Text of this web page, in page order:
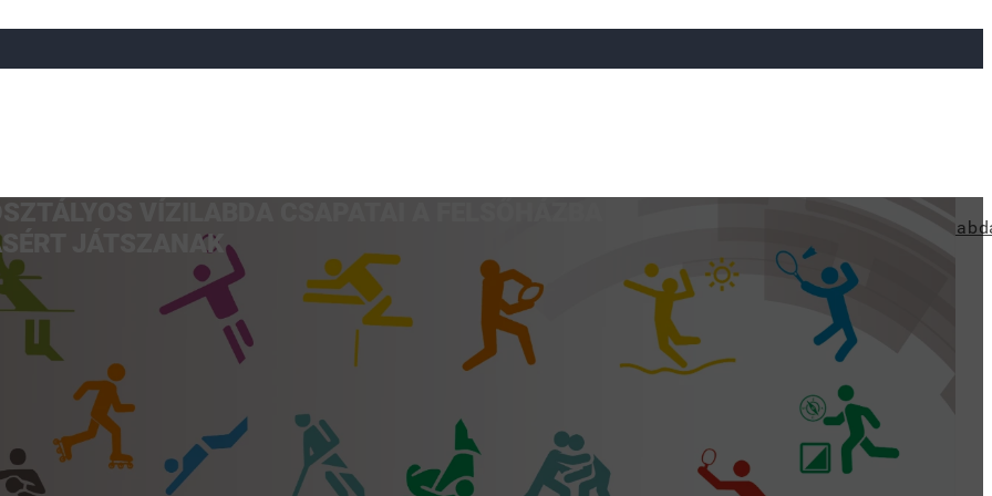
VÍZILABDA CSAPATAI A FELSŐHÁZBA
JÁTSZANAK